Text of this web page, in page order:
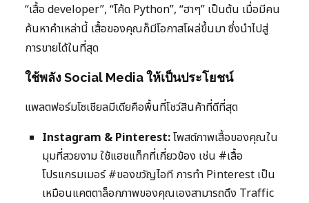
“เสื้อ developer”, “โค้ด Python”, “ฮาๆ” เป็นต้น เมื่อมีคน
ค้นหาคำเหล่านี้ เสื้อของคุณก็มีโอกาสโผล่ขึ้นมา ซึ่งนำไปสู่
การขายได้ในที่สุด
ใช้พลัง Social Media ให้เป็นประโยชน์
แพลตฟอร์มโซเชียลมีเดียคือพื้นที่โชว์สินค้าที่ดีที่สุด
Instagram & Pinterest:โพสต์ภาพเสื้อของคุณใน
มุมที่สวยงาม ใช้แฮชแท็กที่เกี่ยวข้อง เช่น #เสื้อ
โปรแกรมเมอร์ #ของขวัญไอที การทำ Pinterest เป็น
เหมือนแคตตาล็อกภาพของคุณเองสามารถดึง Traffic